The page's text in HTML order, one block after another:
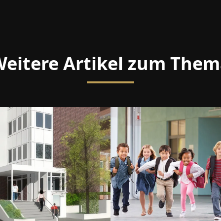
Artikel zum